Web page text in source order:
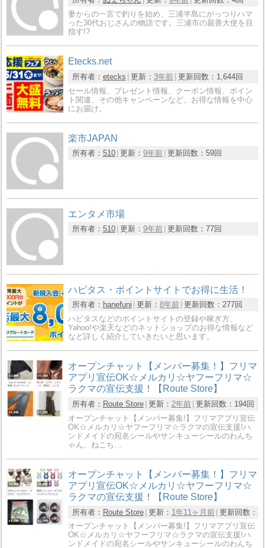
妻からの一言で釣りを始め、三浦半島にがっつりハマ
った30代おじさんの物語です。三浦市の親善大使を目
指す!?
Etecks.net
所有者： etecks 更新： 3年前 更新回数： 1,644回
セール情報、プレゼント情報、クーポン情報、ポイン
ト関連、その他キャンペーンなど、お得な情報を中心
にお届け。
楽市JAPAN
所有者： 510 更新： 9年前 更新回数： 59回
エンタメ市場
所有者： 510 更新： 9年前 更新回数： 77回
ハピタス・ポイントサイトでお得に生活！
所有者： hanefuni 更新： 8年前 更新回数： 277回
ハピタスなどのポイントサイトの登録や稼ぎ方、
Yahoo!や楽天などのネットショップのお得な情報など
など詳しく紹介していきたいと思います。
オープンチャット【メンバー募集！】フリマ
アプリ宣伝OK☆メルカリ☆ヤフーフリマ☆
ラクマの宣伝支援！【Route Store】
所有者： Route Store 更新： 2年前 更新回数： 194回
オープンチャット【メンバー募集!】フリマアプリ宣伝
OK☆メルカリ☆ヤフーフリマ☆ラクマの宣伝支援!ハ
ンドメイドの宛名シールやサンキューシールのわんち
ゃん、ねこち…
オープンチャット【メンバー募集！】フリマ
アプリ宣伝OK☆メルカリ☆ヤフーフリマ☆
ラクマの宣伝支援！【Route Store】
所有者： Route Store 更新： 1年11ヶ月前 更新回数：
オープンチャット【メンバー募集!】フリマアプリ宣伝
OK☆メルカリ☆ヤフーフリマ☆ラクマの宣伝支援!ハ
ンドメイドの宛名シールやサンキューシールのわんち